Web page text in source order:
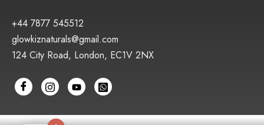
+44 7877 545512
glowkiznaturals@gmail.com
124 City Road, London, EC1V 2NX